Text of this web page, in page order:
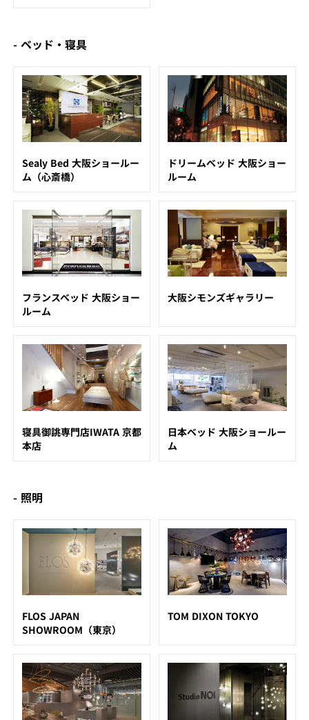
- ベッド・寝具
Sealy Bed 大阪ショールー
ム（心斎橋）
ドリームベッド 大阪ショー
ルーム
フランスベッド 大阪ショー
ルーム
大阪シモンズギャラリー
寝具御誂専門店IWATA 京都
本店
日本ベッド 大阪ショールー
ム
- 照明
FLOS JAPAN
SHOWROOM（東京）
TOM DIXON TOKYO